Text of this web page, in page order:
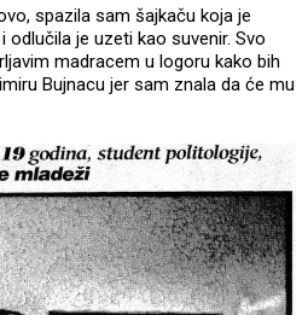
spazila sam šajkaču koja je
odlučila je uzeti kao suvenir. Svo
madracem u logoru kako bih
Bujnacu jer sam znala da će mu